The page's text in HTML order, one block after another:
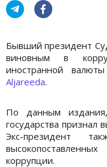
Бывший президент
виновным в
иностранной
Aljareeda.
По данным
государства признал
Экс-президент
коррупции.